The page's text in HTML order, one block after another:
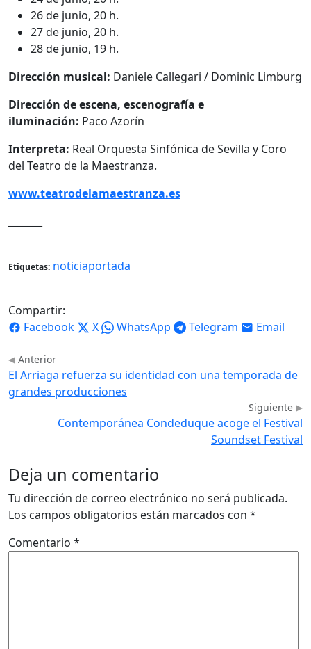
26 de junio, 20 h.
27 de junio, 20 h.
28 de junio, 19 h.
Dirección musical: Daniele Callegari / Dominic Limburg
Dirección de escena, escenografía e
iluminación: Paco Azorín
Interpreta: Real Orquesta Sinfónica de Sevilla y Coro
del Teatro de la Maestranza.
www.teatrodelamaestranza.es
Etiquetas: noticiaportada
Compartir:
Facebook
X WhatsApp Telegram Email
Anterior
El Arriaga refuerza su identidad con una temporada de
grandes producciones
Siguiente
Contemporánea Condeduque acoge el Festival
Soundset Festival
Deja un comentario
Tu dirección de correo electrónico no será publicada.
Los campos obligatorios están marcados con *
Comentario *